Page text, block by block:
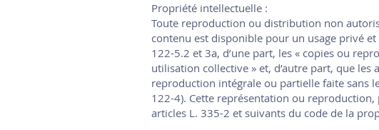
Propriété intellectuelle :
Toute reproduction ou distribution non
contenu est disponible pour un usage privé
122-5.2 et 3a, d’une part, les « copies ou
utilisation collective » et, d’autre part, que les
reproduction intégrale ou partielle faite sans
122-4). Cette représentation ou
articles L. 335-2 et suivants du code de la